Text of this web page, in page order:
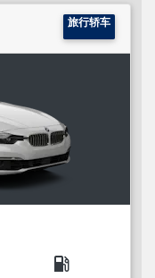
旅行轿车
local_gas_station